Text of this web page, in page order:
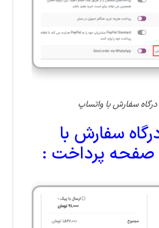
سفارش با واتساپ
سفارش با
صفحه پرداخت :